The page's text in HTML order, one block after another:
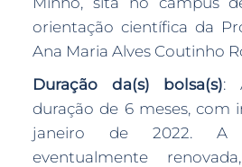
orientação científica da
Ana Maria Alves Coutinho
Duração da(s) bolsa(s):
duração de 6 meses, com
janeiro de 2022. A
eventualmente